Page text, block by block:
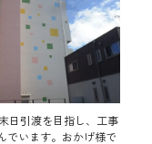
日引渡を目指し、工事
でいます。おかげ様で